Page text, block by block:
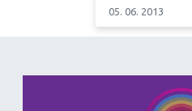
05. 06. 2013